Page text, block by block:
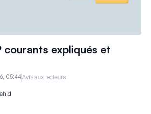
courants expliqués et
05:44Avis aux lecteurs